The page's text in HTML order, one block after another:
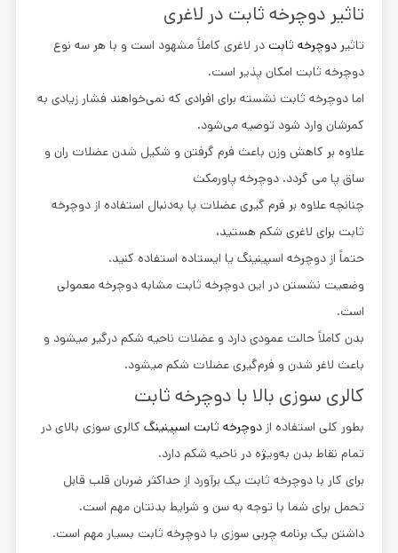
تاثیر دوچرخه ثابت در لاغری
تاثیر دوچرخه ثابت در لاغری کاملاً مشهود است و با هر سه نوع
دوچرخه ثابت امکان ‌پذیر است.
اما دوچرخه ثابت نشسته برای افرادی که نمی‌خواهند فشار زیادی به
کمرشان وارد شود توصیه می‌شود.
علاوه بر کاهش وزن باعث فرم گرفتن و شکیل شدن عضلات ران و
ساق پا می گردد. دوچرخه پاورمكث
چنانچه علاوه بر فرم گیری عضلات پا به‌دنبال استفاده از دوچرخه
ثابت برای لاغری شکم هستید،
حتماً از دوچرخه اسپینینگ یا ایستاده استفاده کنید.
وضعیت نشستن در این دوچرخه ثابت مشابه دوچرخه معمولی
است.
بدن کاملاً حالت عمودی دارد و عضلات ناحیه شکم درگیر میشود و
باعث لاغر شدن و فرم‌گیری عضلات شکم میشود.
کالری سوزی بالا با دوچرخه ثابت
بطور کلی استفاده از دوچرخه ثابت اسپینینگکالری سوزی بالای در
تمام نقاط بدن به‌ویژه در ناحیه شکم دارد.
برای کار با دوچرخه ثابت یک برآورد از حداکثر ضربان قلب قابل
تحمل برای شما با توجه به سن و شرایط بدنتان مهم است.
داشتن یک برنامه چربی سوزی با دوچرخه ثابت بسیار مهم است.